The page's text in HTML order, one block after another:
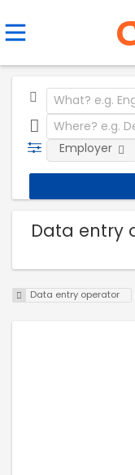
Employer
Data entry
Data entry operator